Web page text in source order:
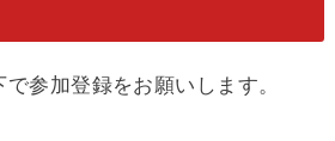
参加登録をお願いします。